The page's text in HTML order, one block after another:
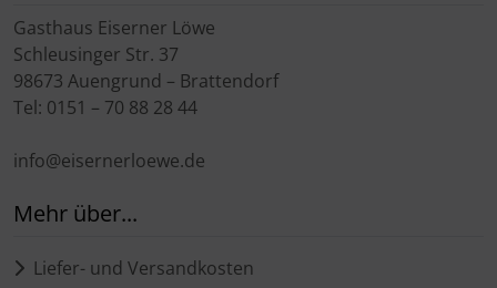
Gasthaus Eiserner Löwe
Schleusinger Str. 37
98673 Auengrund – Brattendorf
Tel: 0151 – 70 88 28 44
info@eisernerloewe.de
Mehr über...
Liefer- und Versandkosten